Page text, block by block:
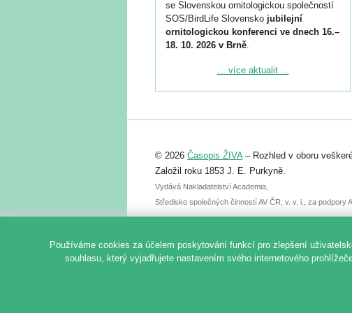
se Slovenskou ornitologickou společností
SOS/BirdLife Slovensko jubilejní
ornitologickou konferenci ve dnech 16.–
18. 10. 2026 v Brně.
Podrobnější informace ke konferenci
Registrovat se můžete do 6. září.
abstraktu přihlášené přednášky nebo
posteru je už 30. června.
... více aktualit ...
© 2026 Časopis ŽIVA– Rozhled v oboru
Založil roku 1853 J. E. Purkyně.
Vydává Nakladatelství Academia,
Středisko společných činností AV ČR, v. v. i., za podpory
Používáme cookies za účelem poskytování funkcí pro zlepšení
souhlasu, který vyjadřujete nastavením svého internetového